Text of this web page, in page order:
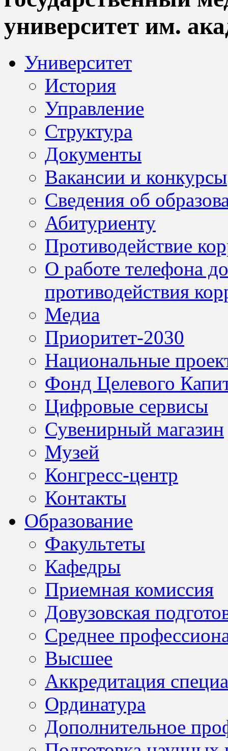
университет им.
Университет
История
Управление
Структура
Документы
Вакансии и конкурсы
Сведения об
Абитуриенту
Противодействие
О работе телефона
противодействия
Медиа
Приоритет-2030
Национальные
Фонд Целевого
Цифровые сервисы
Сувенирный магазин
Музей
Конгресс-центр
Контакты
Образование
Факультеты
Кафедры
Приемная комиссия
Довузовская
Среднее
Высшее
Аккредитация
Ординатура
Дополнительное